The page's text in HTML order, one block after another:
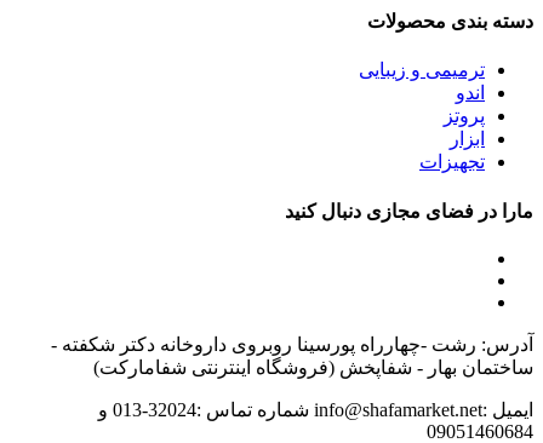
دسته بندی محصولات
ترمیمی و زیبایی
اندو
پروتز
ابزار
تجهیزات
مارا در فضای مجازی دنبال کنید
آدرس: رشت -چهارراه پورسینا روبروی داروخانه دکتر شکفته -
ساختمان بهار - شفاپخش (فروشگاه اینترنتی شفامارکت)
ایمیل :info@shafamarket.net شماره تماس :32024-013 و
09051460684